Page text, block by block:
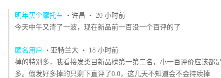
明年买个摩托车 • 许昌 • 20 小时前
今天中午又清了一波，现在新品前一百没一个百评的了
匿名用户 • 亚特兰大 • 18 小时前
掉的特别多，我看接发类目新品榜第一第二名，小一百评价应该都
多。假发好多掉的只剩下直评了0.0，这几天不知道会不会持续掉